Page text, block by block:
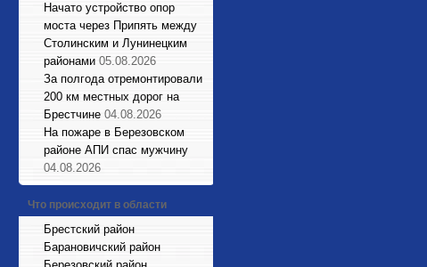
Начато устройство опор
моста через Припять между
Столинским и Лунинецким
районами 05.08.2026
За полгода отремонтировали
200 км местных дорог на
Брестчине 04.08.2026
На пожаре в Березовском
районе АПИ спас мужчину
04.08.2026
Что происходит в области
Брестский район
Барановичский район